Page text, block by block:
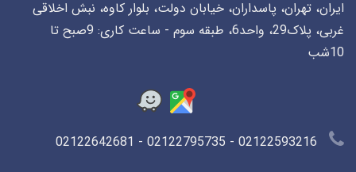
ایران، تهران، پاسداران، خیابان دولت، بلوار کاوه، نبش اخلاقی
غربی، پلاک29، واحد6، طبقه سوم - ساعت کاری: 9صبح تا
10شب